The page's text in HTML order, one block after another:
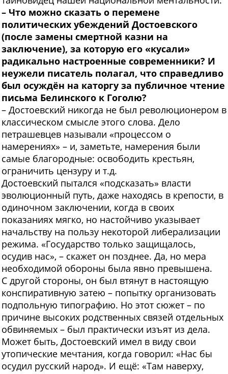
– Что можно сказать о перемене
политических убеждений Достоевского
(после замены смертной казни на
заключение), за которую его «кусали»
радикально настроенные современники? И
неужели писатель полагал, что справедливо
был осуждён на каторгу за публичное чтение
письма Белинского к Гоголю?
– Достоевский никогда не был революционером в
классическом смысле этого слова. Дело
петрашевцев называли «процессом о
намерениях» – и, заметьте, намерения были
самые благородные: освободить крестьян,
ограничить цензуру и т.д.
Достоевский пытался «подсказать» власти
эволюционный путь, даже находясь в крепости, в
одиночном заключении, когда в своих
показаниях мягко, но настойчиво указывает
начальству на пользу некоторой либерализации
режима. «Государство только защищалось,
осудив нас», – скажет он позднее. Да, но мера
необходимой обороны была явно превышена.
С другой стороны, он был втянут в настоящую
конспиративную затею – попытку организовать
подпольную типографию. Но этот сюжет – по
причине высоких родственных связей отдельных
обвиняемых – был практически изъят из дела.
Может быть, Достоевский имел в виду свои
утопические мечтания, когда говорил: «Нас бы
осудил русский народ». И ещё: «Там наверху,